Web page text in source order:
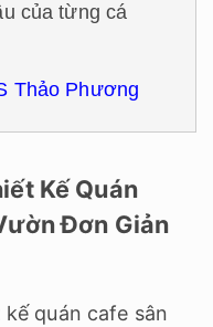
của từng cá
Thảo Phương
Kế Quán
Đơn Giản
quán cafe sân